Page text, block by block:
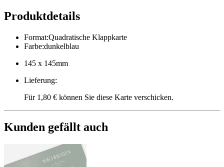
Produktdetails
Format:Quadratische Klappkarte
Farbe:dunkelblau
145 x 145mm
Lieferung:
Für 1,80 € können Sie diese Karte verschicken.
Kunden gefällt auch